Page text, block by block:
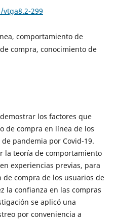
299
comportamiento de
compra, conocimiento de
los factores que
de compra en línea de los
pandemia por Covid-19.
la teoría de comportamiento
experiencias previas, para
compra de los usuarios de
la confianza en las compras
se aplicó una
por conveniencia a